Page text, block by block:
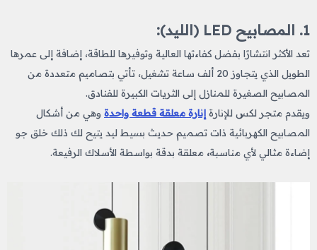
1. المصابيح LED (الليد):
تعد الأكثر انتشارًا بفضل كفاءتها العالية وتوفيرها للطاقة، إضافة إلى عمرها
الطويل الذي يتجاوز 20 ألف ساعة تشغيل، تأتي بتصاميم متعددة من
المصابيح الصغيرة للمنازل إلى الثريات الكبيرة للفنادق.
ويقدم متجر لكس للإنارة إنارة معلقة قطعة واحدة وهي من أشكال
المصابيح الكهربائية ذات تصميم حديث بسيط ليد يتيح لك ذلك خلق جو
إضاءة مثالي لأي مناسبة، معلقة بدقة بواسطة الأسلاك الرفيعة.